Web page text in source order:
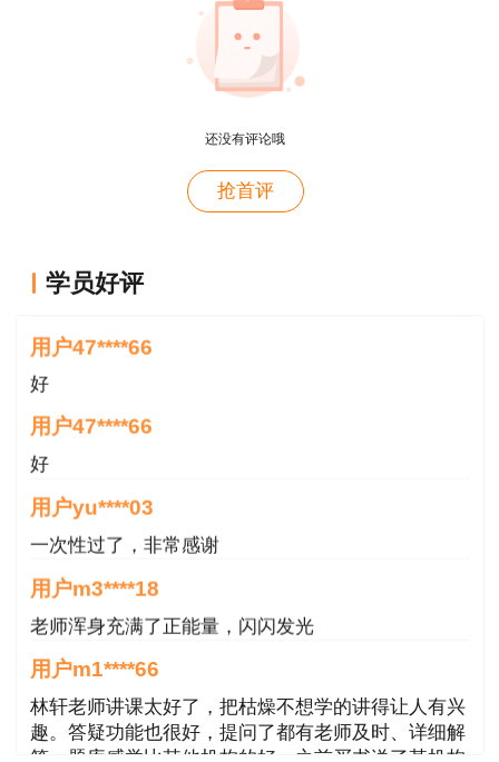
成相关数据核查后方可继续报名。
在提交报考信息后，网上报名系统将对学历学
2.现场核查。以下报考人员须接受现场核查：
的；
（3）撤回承诺申请的；
（4）身份信息、学历学位、所学专业等无法
请上述报考人员于3月3日至3月4日工作时间
携带有关证明材料到安徽省工程咨询协会（合肥市
现场核查所需材料如下：
（1）从全国专业技术资格考试报名服务平台
下载打印的报名表1张，并签字确认；
还没有评论哦
抢首评
学员好评
用户c6****l7
就是冲着林老师而来~~哈哈哈
用户47****66
好
用户47****66
好
用户yu****03
一次性过了，非常感谢
用户m3****18
老师浑身充满了正能量，闪闪发光
用户m1****66
林轩老师讲课太好了，把枯燥不想学的讲得让人有兴
趣。答疑功能也很好，提问了都有老师及时、详细解